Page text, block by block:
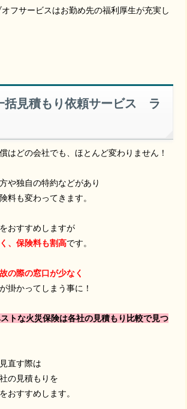
フサービスはお勤め先の福利厚生が充実し
括見積もり依頼サービス ラ
はどの会社でも、ほとんど変わりません！
や独自の特約などがあり
料も変わってきます。
おすすめしますが
、保険料も割高です。
の際の窓口が少なく
掛かってしまう事に！
トな火災保険は各社の見積もり比較で見つ
直す際は
の見積もりを
おすすめします。